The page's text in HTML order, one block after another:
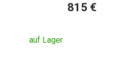
815 €
auf Lager